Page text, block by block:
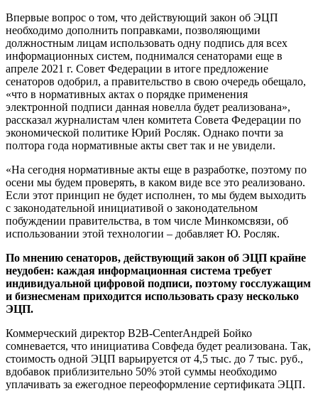
Впервые вопрос о том, что действующий закон об ЭЦП
необходимо дополнить поправками, позволяющими
должностным лицам использовать одну подпись для всех
информационных систем, поднимался сенаторами еще в
апреле 2021 г. Совет Федерации в итоге предложение
сенаторов одобрил, а правительство в свою очередь обещало,
«что в нормативных актах о порядке применения
электронной подписи данная новелла будет реализована»,
рассказал журналистам член комитета Совета Федерации по
экономической политике Юрий Росляк. Однако почти за
полтора года нормативные акты свет так и не увидели.
«На сегодня нормативные акты еще в разработке, поэтому по
осени мы будем проверять, в каком виде все это реализовано.
Если этот принцип не будет исполнен, то мы будем выходить
с законодательной инициативой о законодательном
побуждении правительства, в том числе Минкомсвязи, об
использовании этой технологии – добавляет Ю. Росляк.
По мнению сенаторов, действующий закон об ЭЦП крайне
неудобен: каждая информационная система требует
индивидуальной цифровой подписи, поэтому госслужащим
и бизнесменам приходится использовать сразу несколько
ЭЦП.
Коммерческий директор B2B-CenterАндрей Бойко
сомневается, что инициатива Совфеда будет реализована. Так,
стоимость одной ЭЦП варьируется от 4,5 тыс. до 7 тыс. руб.,
вдобавок приблизительно 50% этой суммы необходимо
уплачивать за ежегодное переоформление сертификата ЭЦП.